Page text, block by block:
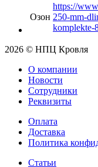
Озон
https://
250-mm-
komplekte-
2026 © НПЦ Кровля
О компании
Новости
Сотрудники
Реквизиты
Оплата
Доставка
Политика
Статьи